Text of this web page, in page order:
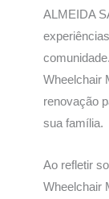
ALMEIDA
Wheelchair
renovação
sua família.
Ao refletir
Wheelchair